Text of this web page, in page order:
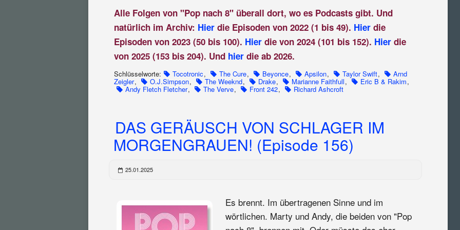
Alle Folgen von "Pop nach 8" überall dort, wo es Podcasts gibt. Und
natürlich im Archiv: Hier die Episoden von 2022 (1 bis 49). Hier die
Episoden von 2023 (50 bis 100). Hier die von 2024 (101 bis 152). Hier die
von 2025 (153 bis 204). Und hier die ab 2026.
Schlüsselworte: Tocotronic, The Cure, Beyonce, Apsilon, Taylor Swift, Arnd
Zeigler, O.J.Simpson, The Weeknd, Drake, Marianne Faithfull, Eric B & Rakim,
Andy Fletch Fletcher, The Verve, Front 242, Richard Ashcroft
DAS GERÄUSCH VON SCHLAGER IM
MORGENGRAUEN! (Episode 156)
25.01.2025
Es brennt. Im übertragenen Sinne und im
wörtlichen. Marty und Andy, die beiden von "Pop